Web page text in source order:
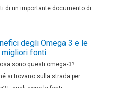
di un importante documento di
degli Omega 3 e le
migliori fonti
sono questi omega-3?
si trovano sulla strada per